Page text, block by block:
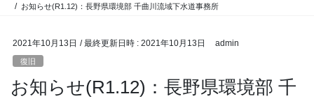
お知らせ(R1.12)：長野県環境部 千曲川流域下水道事務所
2021年10月13日 / 最終更新日時 : 2021年10月13日 admin
復旧
お知らせ(R1.12)：長野県環境部 千